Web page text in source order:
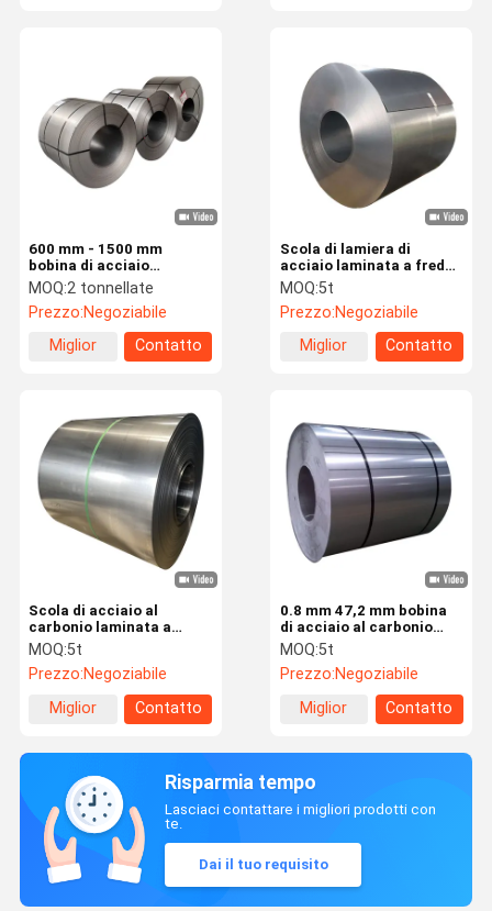
600 mm - 1500 mm
bobina di acciaio
elettrico, acciaio
laminato a freddo non
orientato al grano
MOQ:2 tonnellate
Prezzo:Negoziabile
Miglior
Contatto
Scola di lamiera di
acciaio laminata a freddo
personalizzata 400 mm -
600 mm Scola di acciaio
laminata a freddo
MOQ:5t
Prezzo:Negoziabile
Miglior
Contatto
Scola di acciaio al
carbonio laminata a
freddo personalizzata
2000 mm - 12000 mm
Scola di acciaio a freddo
MOQ:5t
Prezzo:Negoziabile
Miglior
Contatto
0.8 mm 47,2 mm bobina
di acciaio al carbonio
laminata a freddo SPCC
bobina a strisce DC06
MOQ:5t
Prezzo:Negoziabile
Miglior
Contatto
Risparmia tempo
Lasciaci contattare i migliori prodotti con
te.
Dai il tuo requisito